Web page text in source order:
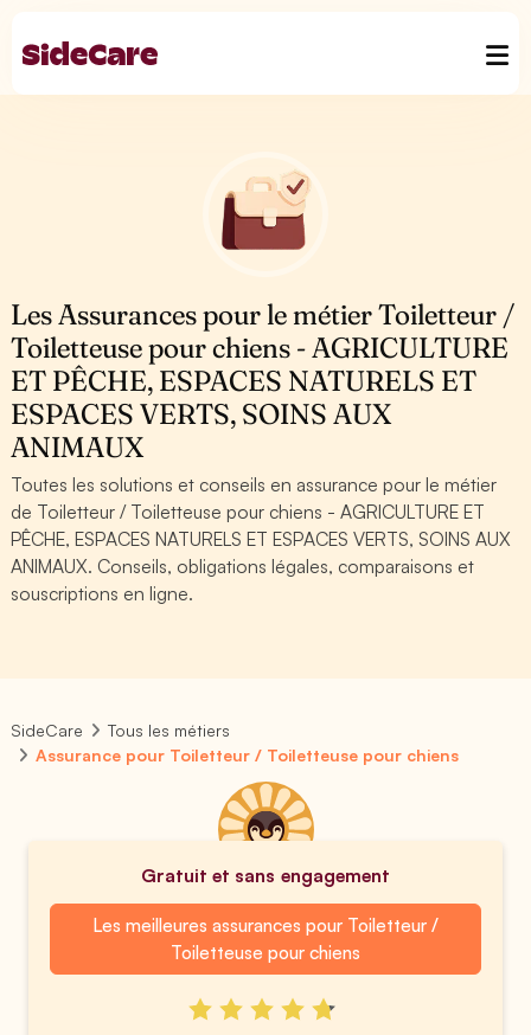
Les Assurances pour le métier Toiletteur /
Toiletteuse pour chiens - AGRICULTURE
ET PÊCHE, ESPACES NATURELS ET
ESPACES VERTS, SOINS AUX
ANIMAUX
Toutes les solutions et conseils en assurance pour le métier
de Toiletteur / Toiletteuse pour chiens - AGRICULTURE ET
PÊCHE, ESPACES NATURELS ET ESPACES VERTS, SOINS AUX
ANIMAUX. Conseils, obligations légales, comparaisons et
souscriptions en ligne.
SideCare
Tous les métiers
Assurance pour Toiletteur / Toiletteuse pour chiens
Gratuit et sans engagement
Les meilleures assurances pour Toiletteur /
Toiletteuse pour chiens